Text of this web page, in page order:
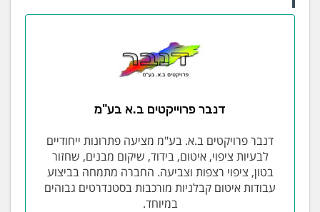
דנבר פרוייקטים ב.א בע"מ
דנבר פרויקטים ב.א. בע"מ מציעה פתרונות ייחודיים
לבעיות ציפוי, איטום, בידוד, שיקום מבנים, שחזור
בטון, ציפוי רצפות וצביעה. החברה מתמחה בביצוע
עבודות איטום קבלניות מורכבות בסטנדרטים גבוהים
במיוחד.